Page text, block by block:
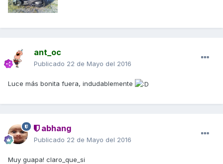
ant_oc
Publicado 22 de Mayo del 2016
Luce más bonita fuera, indudablemente
abhang
Publicado 22 de Mayo del 2016
Muy guapa! claro_que_si